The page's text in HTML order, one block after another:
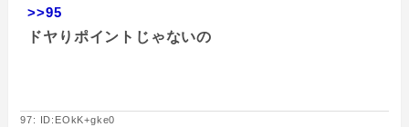
>>95
ドヤりポイントじゃないの
97: ID:EOkK+gke0